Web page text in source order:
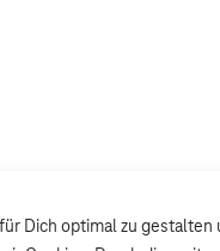
Dich optimal zu